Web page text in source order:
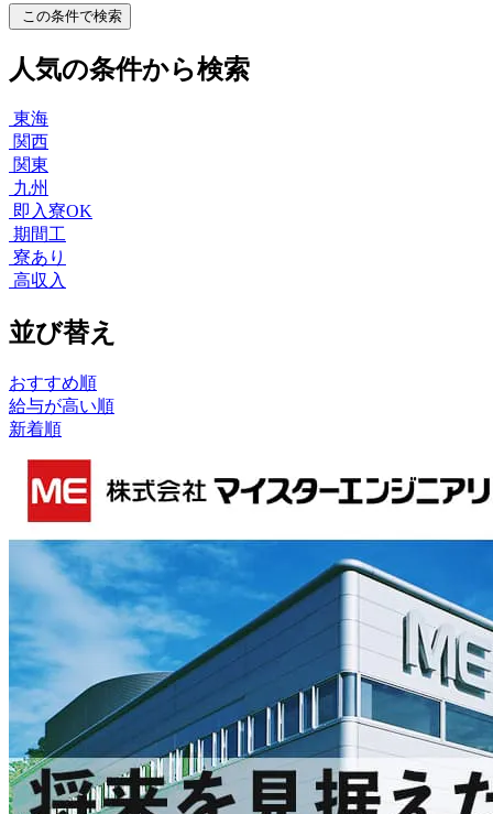
この条件で検索
人気の条件から検索
東海
関西
関東
九州
即入寮OK
期間工
寮あり
高収入
並び替え
おすすめ順
給与が高い順
新着順